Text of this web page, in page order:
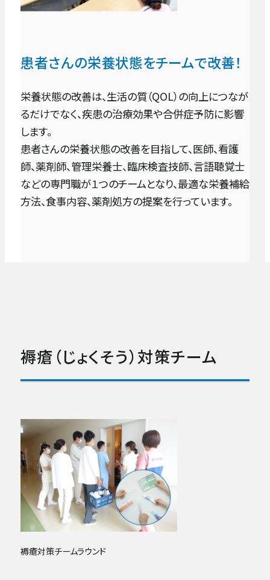
患者さんの栄養状態をチームで改善！
栄養状態の改善は、生活の質（QOL）の向上につなが
るだけでなく、疾患の治療効果や合併症予防に影響
します。
患者さんの栄養状態の改善を目指して、医師、看護
師、薬剤師、管理栄養士、臨床検査技師、言語聴覚士
などの専門職が１つのチームとなり、最適な栄養補給
方法、食事内容、薬剤処方の提案を行っています。
褥瘡（じょくそう）対策チーム
褥瘡対策チームラウンド